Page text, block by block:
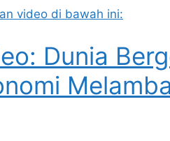
video di bawah ini:
Dunia